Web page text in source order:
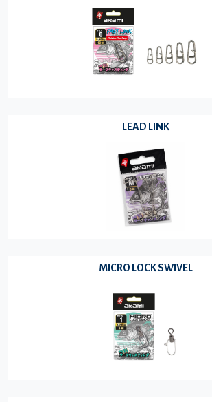
LEAD LINK
MICRO LOCK SWIVEL